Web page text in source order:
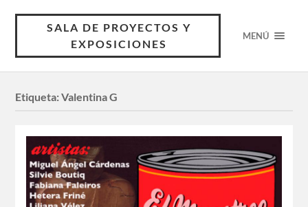
SALA DE PROYECTOS Y
EXPOSICIONES
MENÚ
Etiqueta:Valentina G